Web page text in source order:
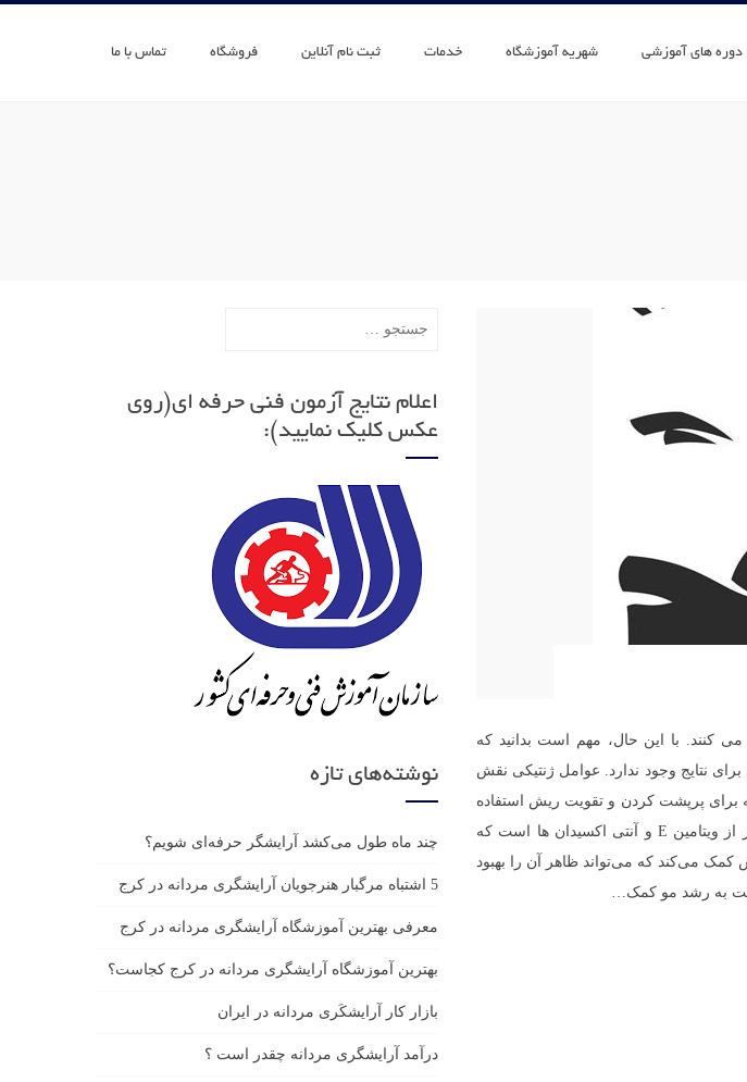
دوره های آموزشی شهریه آموزشگاه خدمات ثبت نام آنلاین فروشگاه تماس با ما
با این حال، مهم است بدانید که
نتایج وجود ندارد. عوامل ژنتیکی نقش
برای پرپشت کردن و تقویت ریش استفاده
می‌شوند، همراه با توضیحات مختصری آورده شده است: * روغن آرگان: سرشار از ویتامین E و آنتی اکسیدان ها است که
می‌کند که می‌تواند ظاهر آن را بهبود
به رشد مو کمک…
اعلام نتایج آزمون فنی حرفه ای(روی
عکس کلیک نمایید):
نوشته‌های تازه
چند ماه طول می‌کشد آرایشگر حرفه‌ای شویم؟
5 اشتباه مرگبار هنرجویان آرایشگری مردانه در کرج
معرفی بهترین آموزشگاه آرایشگری مردانه در کرج
بهترین آموزشگاه آرایشگری مردانه در کرج کجاست؟
بازار كار آرايشكَرى مردانه در ايران
درآمد آرایشگری مردانه چقدر است ؟